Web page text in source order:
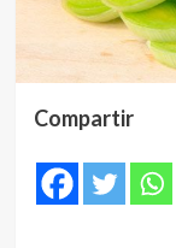
Compartir